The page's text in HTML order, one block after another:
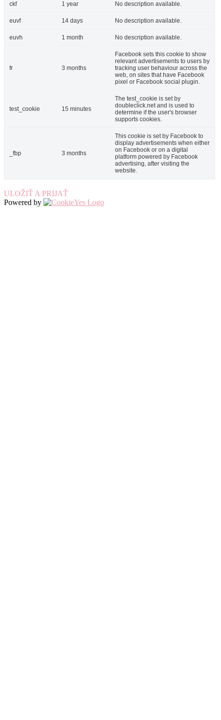
ckf 1 year No description available.
euvf 14 days No description available.
euvh 1 month No description available.
fr 3 months
Facebook sets this cookie to show
relevant advertisements to users by
tracking user behaviour across the
web, on sites that have Facebook
pixel or Facebook social plugin.
test_cookie 15 minutes
The test_cookie is set by
doubleclick.net and is used to
determine if the user's browser
supports cookies.
_fbp 3 months
This cookie is set by Facebook to
display advertisements when either
on Facebook or on a digital
platform powered by Facebook
advertising, after visiting the
website.
ULOŽIŤ A PRIJAŤ
Powered by